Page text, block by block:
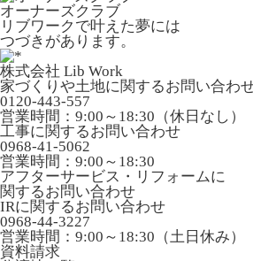
オーナーズクラブ
リブワークで叶えた夢には
つづきがあります。
株式会社 Lib Work
家づくりや土地に関するお問い合わ
0120-443-557
営業時間：9:00～18:30（休日なし）
工事に関するお問い合わせ
0968-41-5062
営業時間：9:00～18:30
アフターサービス・リフォームに
関するお問い合わせ
IRに関するお問い合わせ
0968-44-3227
営業時間：9:00～18:30（土日休み）
資料請求